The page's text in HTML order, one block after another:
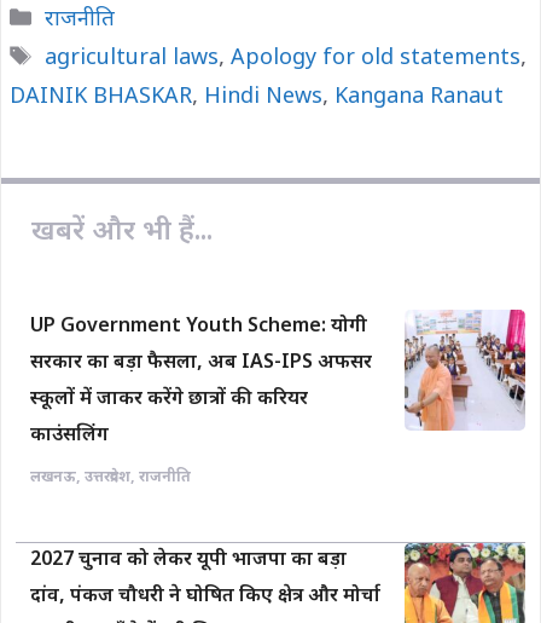
e
b
o
s
A
L
i
l
e
Categories
राजनीति
Tags
agricultural laws, Apology for old statements,
DAINIK BHASKAR, Hindi News, Kangana Ranaut
खबरें और भी हैं...
UP Government Youth Scheme: योगी
सरकार का बड़ा फैसला, अब IAS-IPS अफसर
स्कूलों में जाकर करेंगे छात्रों की करियर
काउंसलिंग
लखनऊ, उत्तरप्रदेश, राजनीति
2027 चुनाव को लेकर यूपी भाजपा का बड़ा
दांव, पंकज चौधरी ने घोषित किए क्षेत्र और मोर्चा